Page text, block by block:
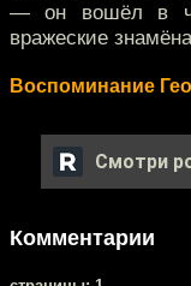
— он вошёл в
вражеские
Воспоминание
Смотри
Комментарии